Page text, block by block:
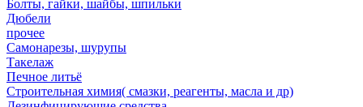
Болты, гайки, шайбы, шпильки
Дюбели
прочее
Самонарезы, шурупы
Такелаж
Печное литьё
Строительная химия( смазки, реагенты, масла и др)